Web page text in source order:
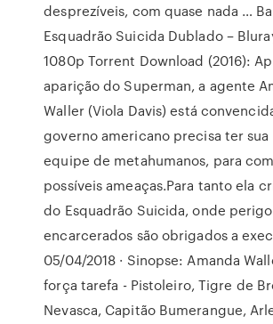
desprezíveis, com quase nada …
Esquadrão Suicida Dublado –
1080p Torrent Download (2016):
aparição do Superman, a agente
Waller (Viola Davis) está
governo americano precisa ter
equipe de metahumanos, para
possíveis ameaças.Para tanto ela
do Esquadrão Suicida, onde
encarcerados são obrigados a
05/04/2018 · Sinopse: Amanda
força tarefa - Pistoleiro, Tigre de
Nevasca, Capitão Bumerangue,